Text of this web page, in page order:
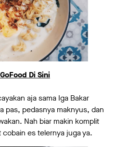
Di Sini
aja sama Iga Bakar
pas, pedasnya maknyus, dan
Nah biar makin komplit
es telernya juga ya.